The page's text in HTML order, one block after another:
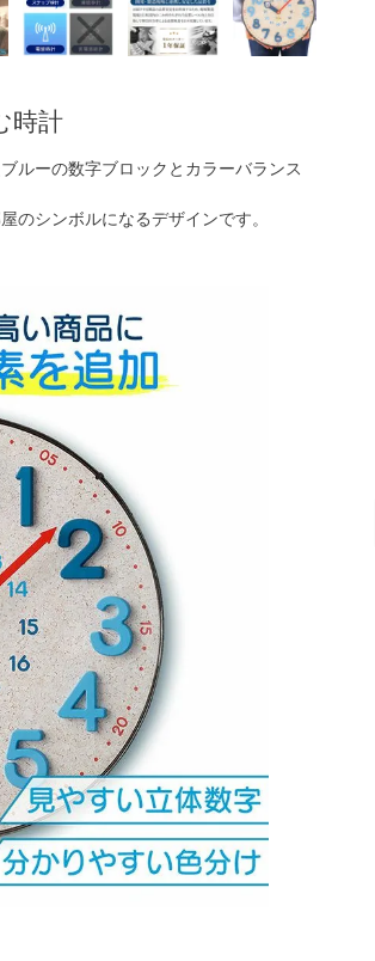
時計
ルーの数字ブロックとカラーバランス
のシンボルになるデザインです。